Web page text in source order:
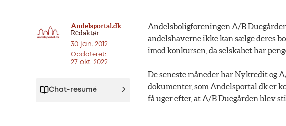
Andelsportal.dk
Redaktør
30 jan. 2012
Opdateret:
27 okt. 2022
Chat-resumé
Andelsboligforeningen A/B
andelshaverne ikke kan sælge deres
imod konkursen, da selskabet har
De seneste måneder har Nykredit og
dokumenter, som Andelsportal.dk er
få uger efter, at A/B Duegården blev